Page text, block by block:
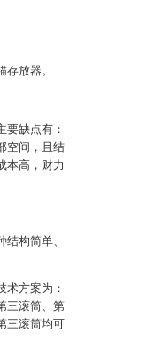
放器。
要缺点有：
空间，且结
本高，财力
构简单、
术方案为：
三滚筒、第
三滚筒均可